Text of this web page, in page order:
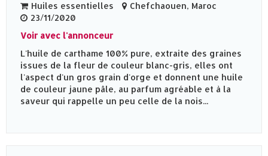
Huiles essentielles
Chefchaouen, Maroc
23/11/2020
Voir avec l'annonceur
L'huile de carthame 100% pure, extraite des graines
issues de la fleur de couleur blanc-gris, elles ont
l'aspect d'un gros grain d'orge et donnent une huile
de couleur jaune pâle, au parfum agréable et à la
saveur qui rappelle un peu celle de la nois...